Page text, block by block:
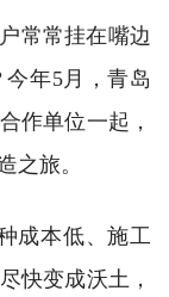
常常挂在嘴边
年5月，青岛
作单位一起，
之旅。
成本低、施工
快变成沃土，